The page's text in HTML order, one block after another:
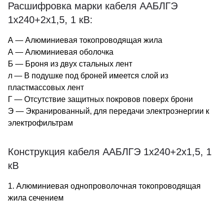
Расшифровка марки кабеля ААБЛГЭ
1х240+2х1,5, 1 кВ:
А — Алюминиевая токопроводящая жила
А — Алюминиевая оболочка
Б — Броня из двух стальных лент
л — В подушке под броней имеется слой из
пластмассовых лент
Г — Отсутствие защитных покровов поверх брони
Э — Экранированный, для передачи электроэнергии к
электрофильтрам
Конструкция кабеля ААБЛГЭ 1х240+2х1,5, 1
кВ
1. Алюминиевая однопроволочная токопроводящая
жила сечением